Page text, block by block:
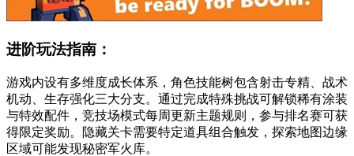
进阶玩法指南：
游戏内设有多维度成长体系，角色技能树包含射击专精、战术
机动、生存强化三大分支。通过完成特殊挑战可解锁稀有涂装
与特效配件，竞技场模式每周更新主题规则，参与排名赛可获
得限定奖励。隐藏关卡需要特定道具组合触发，探索地图边缘
区域可能发现秘密军火库。